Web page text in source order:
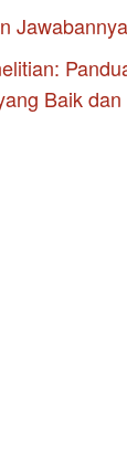
Jawabannya
Baik